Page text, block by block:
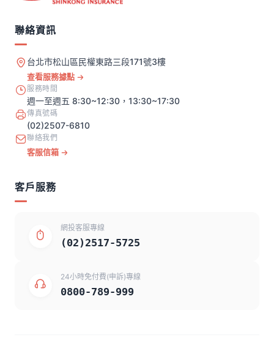
聯絡資訊
台北市松山區民權東路三段171號3樓
查看服務據點
服務時間
週一至週五 8:30~12:30，13:30~17:30
傳真號碼
(02)2507-6810
聯絡我們
客服信箱
客戶服務
網投客服專線
(02)2517-5725
24小時免付費(申訴)專線
0800-789-999